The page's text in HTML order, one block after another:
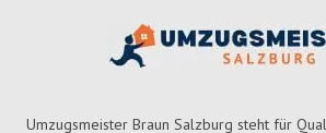
Umzugsmeister Braun Salzburg steht für